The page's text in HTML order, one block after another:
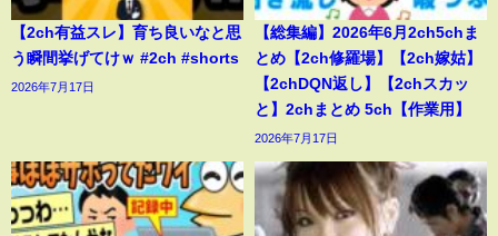
【2ch有益スレ】育ち良いなと思
う瞬間挙げてけｗ #2ch #shorts
2026年7月17日
【総集編】2026年6月2ch5chま
とめ【2ch修羅場】【2ch嫁姑】
【2chDQN返し】【2chスカッ
と】2chまとめ 5ch【作業用】
2026年7月17日